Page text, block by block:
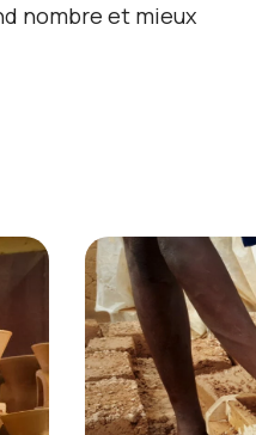
nombre et mieux